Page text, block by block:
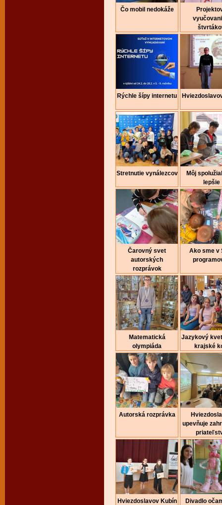
Čo mobil nedokáže
Rýchle šípy internetu
Stretnutie vynálezcov
Môj
lepšie
Čarovný svet
autorských
rozprávok
Ako sme v
Matematická
olympiáda
Jazykový
krajské
Autorská rozprávka
upevňuje
Hviezdoslavov Kubín
Divadlo